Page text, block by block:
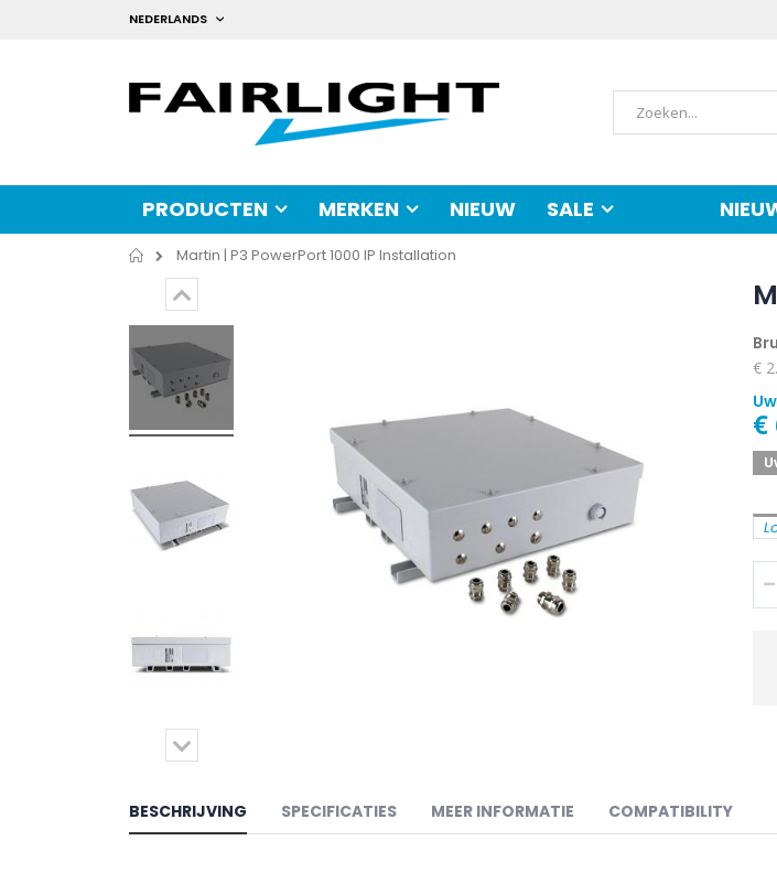
Ga
inhoud
TAAL
NEDERLANDS
PRODUCTEN MERKEN NIEUW SALE
Home
Martin | P3 PowerPort 1000 IP Installation
het
einde
van
de
afbeeldingen-
gallerij
het
begin
van
de
afbeeldingen-
gallerij
€
€
BESCHRIJVING SPECIFICATIES MEER INFORMATIE COMPATIBILITY